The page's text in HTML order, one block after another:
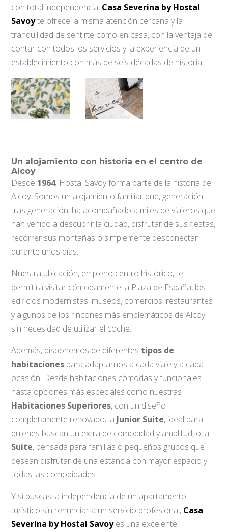
con total independencia, Casa Severina by Hostal
Savoyte ofrece la misma atención cercana y la
tranquilidad de sentirte como en casa, con la ventaja de
contar con todos los servicios y la experiencia de un
establecimiento con más de seis décadas de historia.
Un alojamiento con historia en el centro de
Alcoy
Desde 1964, Hostal Savoy forma parte de la historia de
Alcoy. Somos un alojamiento familiar que, generación
tras generación, ha acompañado a miles de viajeros que
han venido a descubrir la ciudad, disfrutar de sus fiestas,
recorrer sus montañas o simplemente desconectar
durante unos días.
Nuestra ubicación, en pleno centro histórico, te
permitirá visitar cómodamente la Plaza de España, los
edificios modernistas, museos, comercios, restaurantes
y algunos de los rincones más emblemáticos de Alcoy
sin necesidad de utilizar el coche.
Además, disponemos de diferentes tipos de
habitaciones para adaptarnos a cada viaje y a cada
ocasión. Desde habitaciones cómodas y funcionales
hasta opciones más especiales como nuestras
Habitaciones Superiores, con un diseño
completamente renovado; la Junior Suite, ideal para
quienes buscan un extra de comodidad y amplitud; o la
Suite, pensada para familias o pequeños grupos que
desean disfrutar de una estancia con mayor espacio y
todas las comodidades.
Y si buscas la independencia de un apartamento
turístico sin renunciar a un servicio profesional, Casa
Severina by Hostal Savoyes una excelente